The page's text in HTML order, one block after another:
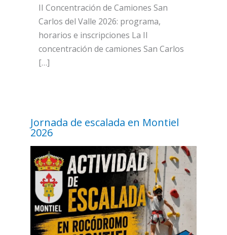
II Concentración de Camiones San
Carlos del Valle 2026: programa,
horarios e inscripciones La II
concentración de camiones San Carlos
[…]
Jornada de escalada en Montiel
2026